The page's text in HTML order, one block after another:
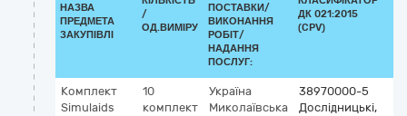
НАЗВА
ПРЕДМЕТА
ЗАКУПІВЛІ
/
ОД.ВИМІРУ
ПОСТАВКИ/
ВИКОНАННЯ
РОБІТ/
НАДАННЯ
ПОСЛУГ:
ДК 021:2015
(CPV)
Комплект
Simulaids
10
комплект
Україна
Миколаївська
38970000-5
Дослідницькі,